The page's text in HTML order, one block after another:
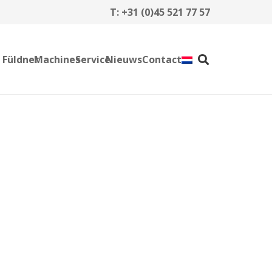
T: +31 (0)45 521 77 57
FüldnerMachinesServiceNieuwsContact